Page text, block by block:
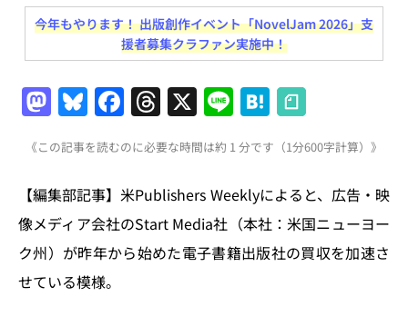
今年もやります！ 出版創作イベント「NovelJam 2026」支
援者募集クラファン実施中！
M
a
st
o
d
o
n
Bl
u
e
s
k
y
F
a
c
e
b
o
T
h
re
a
d
s
X Li
n
e
H
at
e
n
a
《この記事を読むのに必要な時間は約 1 分です（1分600字計算）》
【編集部記事】米Publishers Weeklyによると、広告・映
像メディア会社のStart Media社（本社：米国ニューヨー
ク州）が昨年から始めた電子書籍出版社の買収を加速さ
せている模様。